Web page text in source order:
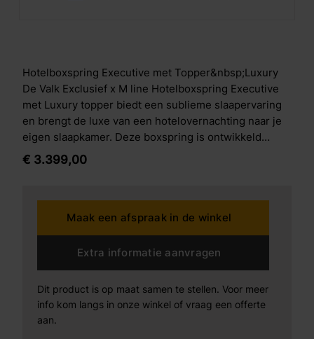
Hotelboxspring Executive met Topper&nbsp;Luxury
De Valk Exclusief x M line Hotelboxspring Executive
met Luxury topper biedt een sublieme slaapervaring
en brengt de luxe van een hotelovernachting naar je
eigen slaapkamer. Deze boxspring is ontwikkeld
volgens de hoogste hotelstandaarden en combineert
geavanceerde M line slaaptechnologie met een
uitgevoerde hoofdbord met zachte, afgeronde
panelen zorgt voor een elegante uitstraling en geeft
extra diepte aan het interieur. Wat deze boxspring
bijzonder maakt De boxspring is opgebouwd uit een
en een lange levensduur. Zelfs bij intensief gebruik
blijft de boxspring zijn vorm en hoogwaardige
€ 3.399,00
Maak een afspraak in de winkel
Extra informatie aanvragen
Dit product is op maat samen te stellen. Voor meer
info kom langs in onze winkel of vraag een offerte
aan.